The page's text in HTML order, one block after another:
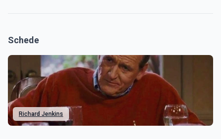
Schede
Richard Jenkins